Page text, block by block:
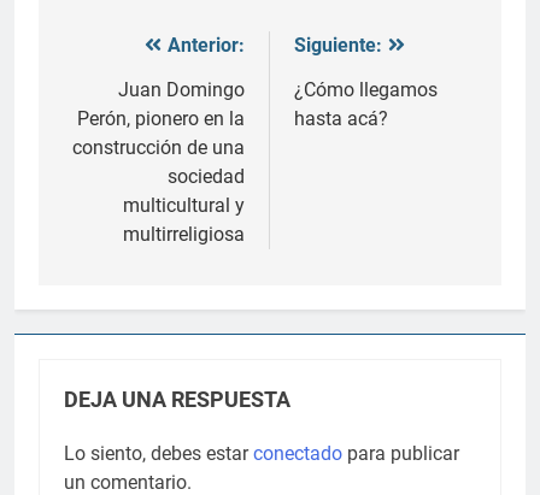
Navegación
entradas
Anterior:
Juan Domingo
Perón, pionero en la
construcción de una
sociedad
multicultural y
multirreligiosa
Siguiente:
¿Cómo llegamos
hasta acá?
DEJA UNA RESPUESTA
Lo siento, debes estarconectado para publicar
un comentario.